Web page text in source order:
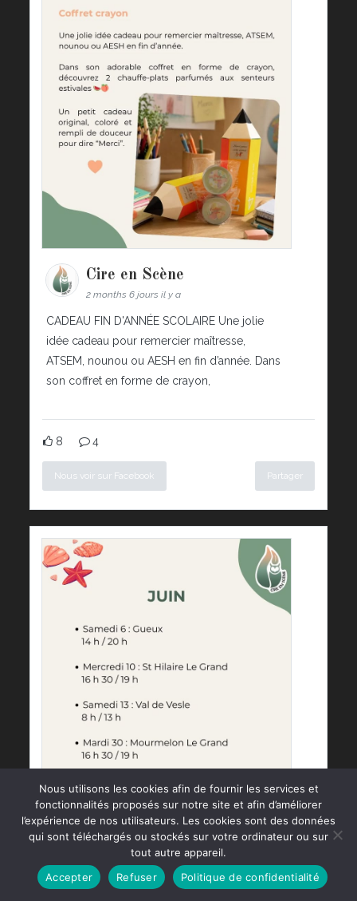
Cire en Scène
2 months 6 jours il y a
CADEAU FIN D'ANNÉE SCOLAIRE Une jolie
idée cadeau pour remercier maîtresse,
ATSEM, nounou ou AESH en fin d’année. Dans
son coffret en forme de crayon,
8 4
Nous voir sur Facebook Partager
Cire en Scène
Nous utilisons les cookies afin de fournir les services et
fonctionnalités proposés sur notre site et afin d’améliorer
l’expérience de nos utilisateurs. Les cookies sont des données
qui sont téléchargés ou stockés sur votre ordinateur ou sur
tout autre appareil.
Accepter
Refuser Politique de confidentialité